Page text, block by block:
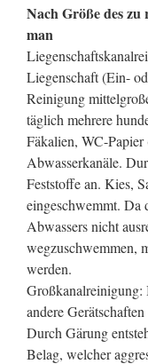
Nach Größe des
man
Liegenschaft (Ein-
Reinigung
täglich mehrere
Fäkalien, WC-Papier
Abwasserkanäle.
Feststoffe an. Kies,
eingeschwemmt. Da
Abwassers nicht
wegzuschwemmen,
werden.
Großkanalreinigung:
andere
Durch Gärung
Belag, welcher